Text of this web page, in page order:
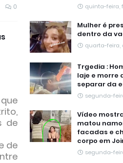
0
de
de
quinta-feira,
Mulher é
dentro da
quarta-feira,
Trgedia :
laje e morre
separar da
segunda-
Vídeo
matou
facadas e
corpo em
segunda-